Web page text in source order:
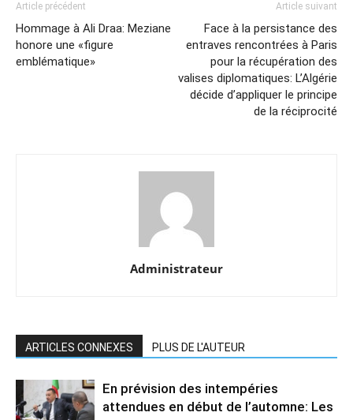
Article précédent
Hommage à Ali Draa: Meziane
honore une «figure
emblématique»
Article suivant
Face à la persistance des
entraves rencontrées à Paris
pour la récupération des
valises diplomatiques: L’Algérie
décide d’appliquer le principe
de la réciprocité
Administrateur
ARTICLES CONNEXES PLUS DE L'AUTEUR
En prévision des intempéries
attendues en début de l’automne: Les